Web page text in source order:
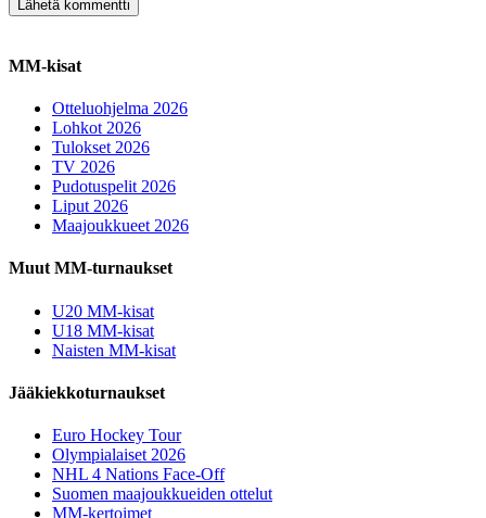
MM-kisat
Otteluohjelma 2026
Lohkot 2026
Tulokset 2026
TV 2026
Pudotuspelit 2026
Liput 2026
Maajoukkueet 2026
Muut MM-turnaukset
U20 MM-kisat
U18 MM-kisat
Naisten MM-kisat
Jääkiekkoturnaukset
Euro Hockey Tour
Olympialaiset 2026
NHL 4 Nations Face-Off
Suomen maajoukkueiden ottelut
MM-kertoimet